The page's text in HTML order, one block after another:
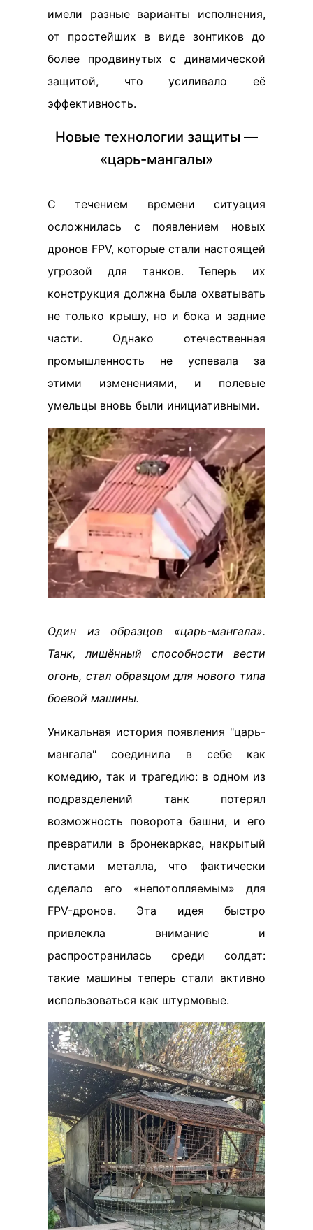
имели разные варианты исполнения,
от простейших в виде зонтиков до
более продвинутых с динамической
защитой, что усиливало её
эффективность.
Новые технологии защиты —
«царь-мангалы»
С течением времени ситуация
осложнилась с появлением новых
дронов FPV, которые стали настоящей
угрозой для танков. Теперь их
конструкция должна была охватывать
не только крышу, но и бока и задние
части. Однако отечественная
промышленность не успевала за
этими изменениями, и полевые
умельцы вновь были инициативными.
Один из образцов «царь-мангала».
Танк, лишённый способности вести
огонь, стал образцом для нового типа
боевой машины.
Уникальная история появления "царь-
мангала" соединила в себе как
комедию, так и трагедию: в одном из
подразделений танк потерял
возможность поворота башни, и его
превратили в бронекаркас, накрытый
листами металла, что фактически
сделало его «непотопляемым» для
FPV-дронов. Эта идея быстро
привлекла внимание и
распространилась среди солдат:
такие машины теперь стали активно
использоваться как штурмовые.